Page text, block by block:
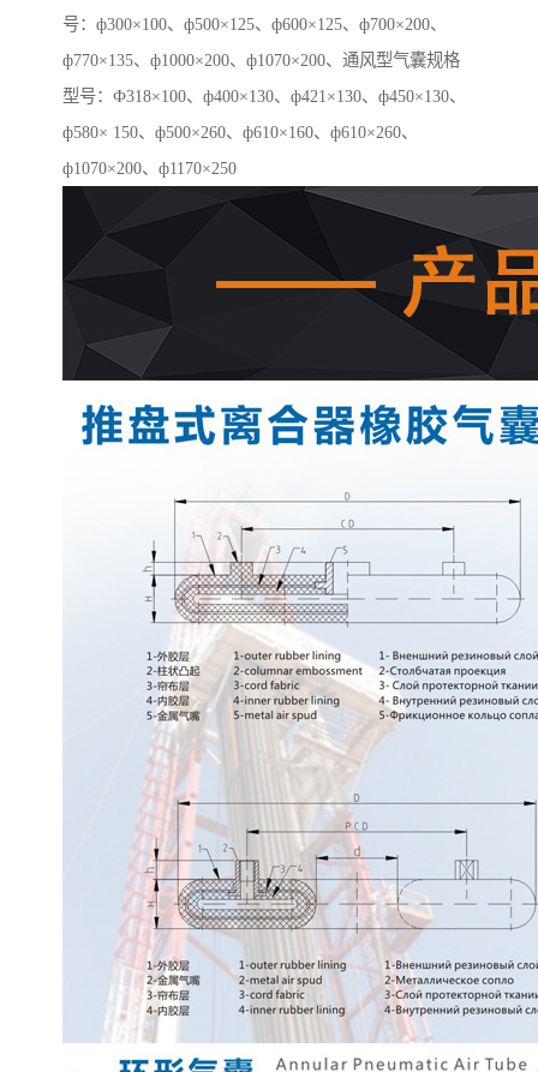
号：ф300×100、ф500×125、ф600×125、ф700×200、
ф770×135、ф1000×200、ф1070×200、通风型气囊规格
型号：Ф318×100、ф400×130、ф421×130、ф450×130、
ф580× 150、ф500×260、ф610×160、ф610×260、
ф1070×200、ф1170×250